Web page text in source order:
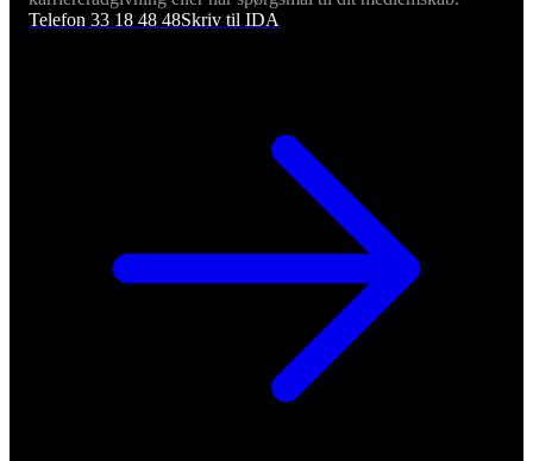
Telefon 33 18 48 48Skriv til IDA